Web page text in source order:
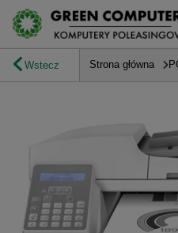
Wstecz Strona główna